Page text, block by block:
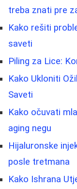
treba znati pre
Kako rešiti
saveti
Piling za Lice:
Kako Ukloniti
Saveti
Kako očuvati
aging negu
Hijaluronske
posle tretmana
Kako Ishrana